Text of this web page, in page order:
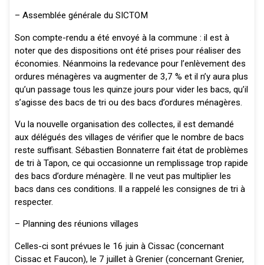
– Assemblée générale du SICTOM
Son compte-rendu a été envoyé à la commune : il est à
noter que des dispositions ont été prises pour réaliser des
économies. Néanmoins la redevance pour l’enlèvement des
ordures ménagères va augmenter de 3,7 % et il n’y aura plus
qu’un passage tous les quinze jours pour vider les bacs, qu’il
s’agisse des bacs de tri ou des bacs d’ordures ménagères.
Vu la nouvelle organisation des collectes, il est demandé
aux délégués des villages de vérifier que le nombre de bacs
reste suffisant. Sébastien Bonnaterre fait état de problèmes
de tri à Tapon, ce qui occasionne un remplissage trop rapide
des bacs d’ordure ménagère. Il ne veut pas multiplier les
bacs dans ces conditions. Il a rappelé les consignes de tri à
respecter.
– Planning des réunions villages
Celles-ci sont prévues le 16 juin à Cissac (concernant
Cissac et Faucon), le 7 juillet à Grenier (concernant Grenier,